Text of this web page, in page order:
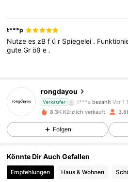
t***p
Nutzees zBf ü r Spiegelei .
guteGröße .
rongdayou
Verkäufer
4,86
t***a bezahlt Vor 1
2.8K Follower
4,86
8.3K Kürzlich verkauft
Folgen
Könnte Dir Auch Gefallen
Empfehlungen Haus & Wohnen